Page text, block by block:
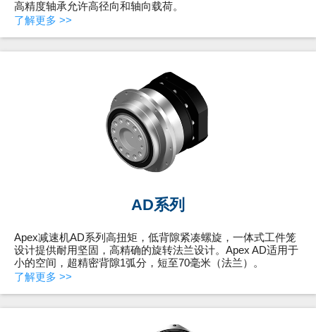
高精度轴承允许高径向和轴向载荷。
了解更多 >>
AD系列
Apex减速机AD系列高扭矩，低背隙紧凑螺旋，一体式工件笼
设计提供耐用坚固，高精确的旋转法兰设计。Apex AD适用于
小的空间，超精密背隙1弧分，短至70毫米（法兰）。
了解更多 >>